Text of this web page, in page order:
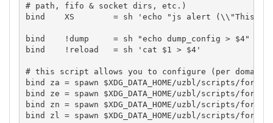
# path, fifo & socket dirs, etc.)
bind    XS        = sh 'echo "js alert (\\"This
bind    !dump     = sh "echo dump_config > $4"
bind    !reload   = sh 'cat $1 > $4'
# this script allows you to configure (per
bind za = spawn $XDG_DATA_HOME/uzbl/scripts/
bind ze = spawn $XDG_DATA_HOME/uzbl/scripts/
bind zn = spawn $XDG_DATA_HOME/uzbl/scripts/
bind zl = spawn $XDG_DATA_HOME/uzbl/scripts/